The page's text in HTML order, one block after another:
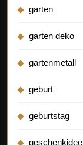
garten
garten deko
gartenmetall
geburt
geburtstag
geschenkidee